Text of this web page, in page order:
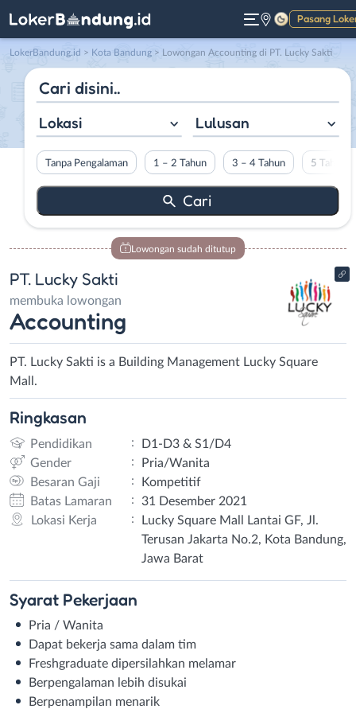
Pasang
Gelap
LokerBandung.id > Kota Bandung > Lowongan Accounting di PT. Lucky Sakti
Lokasi Lulusan
Tanpa Pengalaman 1 – 2 Tahun 3 – 4 Tahun 5 Tahun
Lowongan sudah ditutup
PT. Lucky Sakti
membuka lowongan
Accounting
PT. Lucky Sakti is a Building Management Lucky Square
Mall.
Ringkasan
Pendidikan :
D1-D3 & S1/D4
Gender
:
Pria/Wanita
Besaran Gaji
:
Kompetitif
Batas Lamaran
:
31 Desember 2021
Lokasi Kerja
:
Lucky Square Mall Lantai GF, Jl.
Terusan Jakarta No.2, Kota Bandung,
Jawa Barat
Syarat Pekerjaan
Pria / Wanita
Dapat bekerja sama dalam tim
Freshgraduate dipersilahkan melamar
Berpengalaman lebih disukai
Berpenampilan menarik